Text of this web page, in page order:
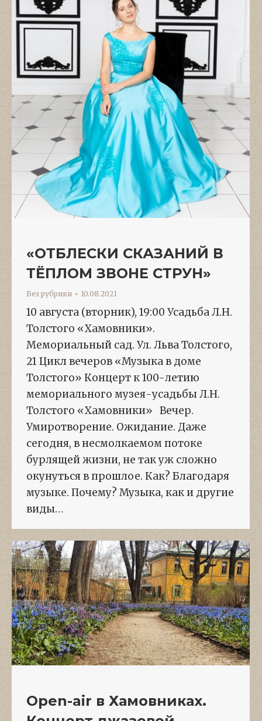
«ОТБЛЕСКИ СКАЗАНИЙ В
ТЁПЛОМ ЗВОНЕ СТРУН»
Без рубрики 10.08.2021
10 августа (вторник), 19:00 Усадьба Л.Н.
Толстого «Хамовники».
Мемориальный сад. Ул. Льва Толстого,
21 Цикл вечеров «Музыка в доме
Толстого» Концерт к 100-летию
мемориального музея-усадьбы Л.Н.
Толстого «Хамовники» Вечер.
Умиротворение. Ожидание. Даже
сегодня, в несмолкаемом потоке
бурлящей жизни, не так уж сложно
окунуться в прошлое. Как? Благодаря
музыке. Почему? Музыка, как и другие
виды…
Open-air в Хамовниках.